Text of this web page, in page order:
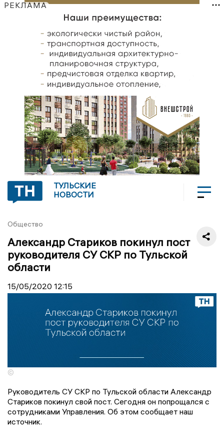
РЕКЛАМА
ТУЛЬСКИЕ
НОВОСТИ
Общество
Александр Стариков покинул пост
руководителя СУ СКР по Тульской
области
15/05/2020 12:15
©
Руководитель СУ СКР по Тульской области Александр
Стариков покинул свой пост. Сегодня он попрощался с
сотрудниками Управления. Об этом сообщает наш
источник.